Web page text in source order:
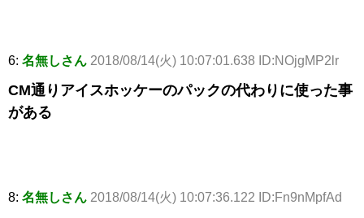
6: 名無しさん 2018/08/14(火) 10:07:01.638 ID:NOjgMP2lr
CM通りアイスホッケーのパックの代わりに使った事
がある
8: 名無しさん 2018/08/14(火) 10:07:36.122 ID:Fn9nMpfAd